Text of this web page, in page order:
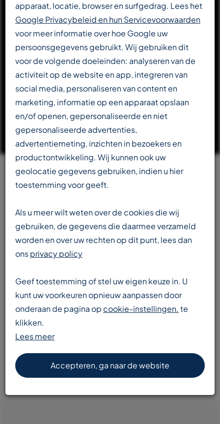
DOWNLOAD CATALOGUS
LEES VERDER OVER T-REX
Team
beschikbaar in meerdere talen
Enorme voorraad
transportbanden en componenten
Snelle levering
apparaat, locatie, browser en surfgedrag. Lees het
Google Privacybeleid en hun Servicevoorwaarden
voor meer informatie over hoe Google uw
persoonsgegevens gebruikt. Wij gebruiken dit
voor de volgende doeleinden: analyseren van de
activiteit op de website en app, integreren van
social media, personaliseren van content en
marketing, informatie op een apparaat opslaan
en/of openen, gepersonaliseerde en niet
gepersonaliseerde advertenties,
advertentiemeting, inzichten in bezoekers en
productontwikkeling. Wij kunnen ook uw
geolocatie gegevens gebruiken, indien u hier
toestemming voor geeft.
Als u meer wilt weten over de cookies die wij
gebruiken, de gegevens die daarmee verzameld
worden en over uw rechten op dit punt, lees dan
onsprivacy policy
Geef toestemming of stel uw eigen keuze in. U
kunt uw voorkeuren opnieuw aanpassen door
onderaan de pagina op cookie-instellingen. te
klikken.
Lees meer
Accepteren, ga naar de website